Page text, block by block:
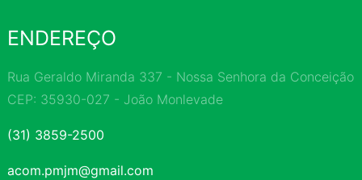
ENDEREÇO
Rua Geraldo Miranda 337 - Nossa Senhora da Conceição
CEP: 35930-027 - João Monlevade
(31) 3859-2500
acom.pmjm@gmail.com